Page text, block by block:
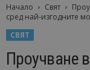
Начало Свят
сред най-изгодните
СВЯТ
Проучване